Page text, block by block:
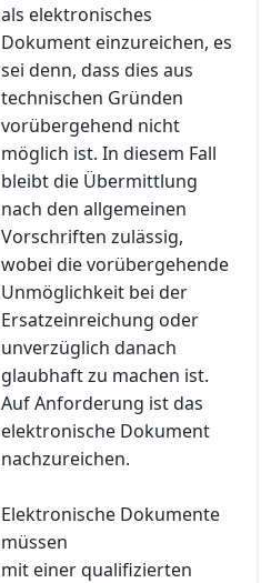
als elektronisches
Dokument einzureichen, es
sei denn, dass dies aus
technischen Gründen
vorübergehend nicht
möglich ist. In diesem Fall
bleibt die Übermittlung
nach den allgemeinen
Vorschriften zulässig,
wobei die vorübergehende
Unmöglichkeit bei der
Ersatzeinreichung oder
unverzüglich danach
glaubhaft zu machen ist.
Auf Anforderung ist das
elektronische Dokument
nachzureichen.
Elektronische Dokumente
müssen
mit einer qualifizierten